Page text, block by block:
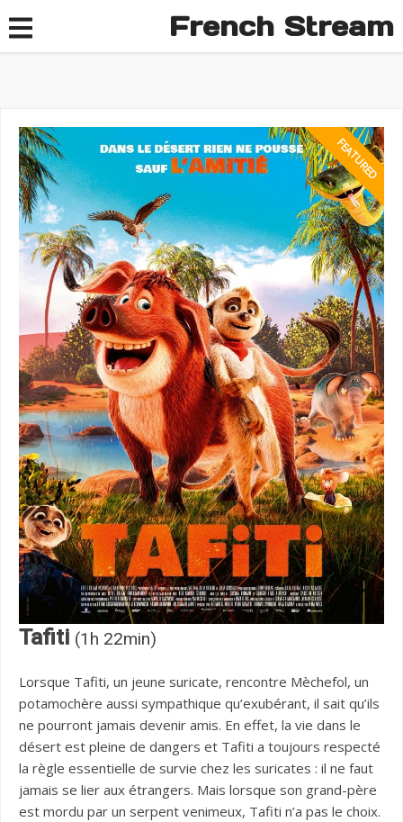
French Stream
Tafiti (1h 22min)
Lorsque Tafiti, un jeune suricate, rencontre Mèchefol, un
potamochère aussi sympathique qu’exubérant, il sait qu’ils
ne pourront jamais devenir amis. En effet, la vie dans le
désert est pleine de dangers et Tafiti a toujours respecté
la règle essentielle de survie chez les suricates : il ne faut
jamais se lier aux étrangers. Mais lorsque son grand-père
est mordu par un serpent venimeux, Tafiti n’a pas le choix.